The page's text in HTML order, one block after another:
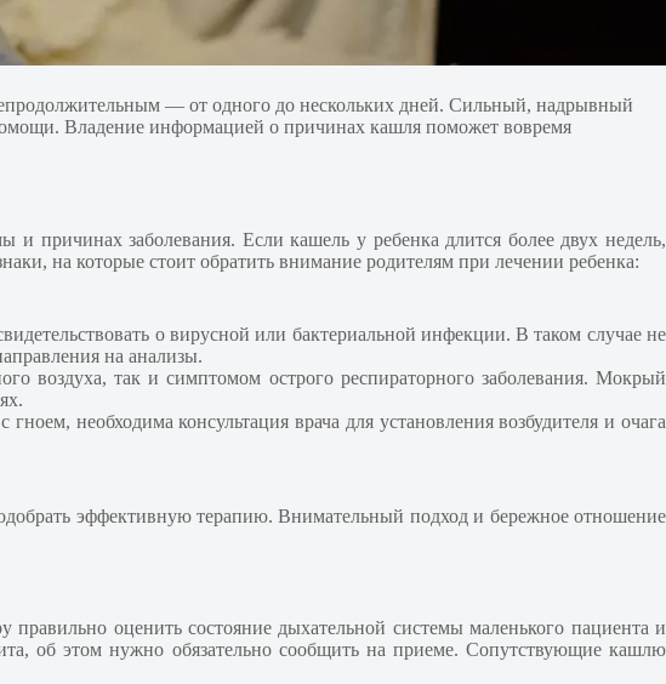
— от одного до нескольких дней. Сильный, надрывный
Владение информацией о причинах кашля поможет вовремя
причинах заболевания. Если кашель у ребенка длится более двух недель,
на которые стоит обратить внимание родителям при лечении ребенка:
о вирусной или бактериальной инфекции. В таком случае не
на анализы.
воздуха, так и симптомом острого респираторного заболевания. Мокрый
необходима консультация врача для установления возбудителя и очага
эффективную терапию. Внимательный подход и бережное отношение
оценить состояние дыхательной системы маленького пациента и
об этом нужно обязательно сообщить на приеме. Сопутствующие кашлю